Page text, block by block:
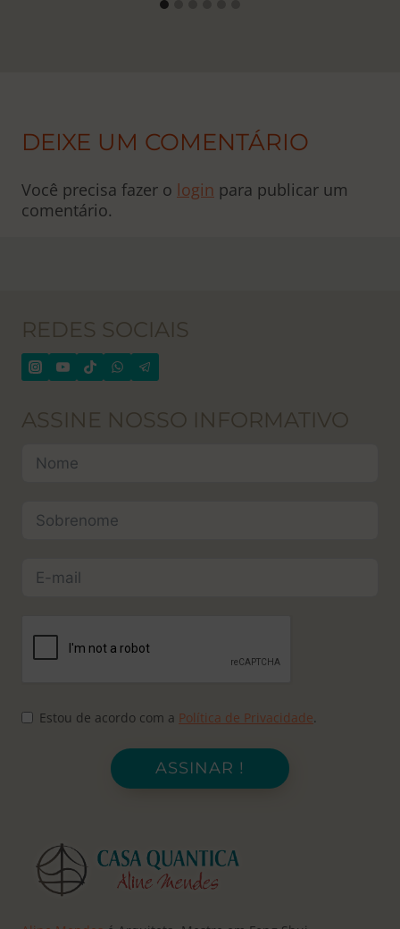
DEIXE UM COMENTÁRIO
Você precisa fazer o login para publicar um
comentário.
REDES SOCIAIS
ASSINE NOSSO INFORMATIVO
Estou de acordo com a Política de Privacidade.
ASSINAR !